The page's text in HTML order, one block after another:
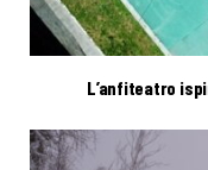
L’anfiteatro